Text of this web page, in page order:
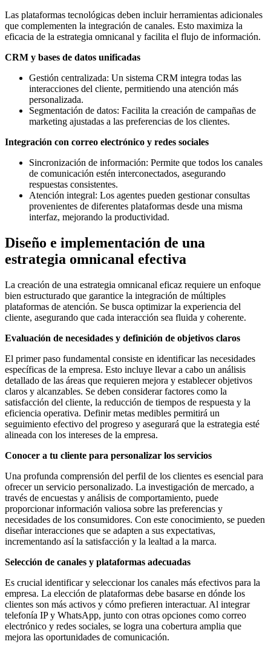
Las plataformas tecnológicas deben incluir herramientas adicionales
que complementen la integración de canales. Esto maximiza la
eficacia de la estrategia omnicanal y facilita el flujo de información.
CRM y bases de datos unificadas
Gestión centralizada: Un sistema CRM integra todas las
interacciones del cliente, permitiendo una atención más
personalizada.
Segmentación de datos: Facilita la creación de campañas de
marketing ajustadas a las preferencias de los clientes.
Integración con correo electrónico y redes sociales
Sincronización de información: Permite que todos los canales
de comunicación estén interconectados, asegurando
respuestas consistentes.
Atención integral: Los agentes pueden gestionar consultas
provenientes de diferentes plataformas desde una misma
interfaz, mejorando la productividad.
Diseño e implementación de una
estrategia omnicanal efectiva
La creación de una estrategia omnicanal eficaz requiere un enfoque
bien estructurado que garantice la integración de múltiples
plataformas de atención. Se busca optimizar la experiencia del
cliente, asegurando que cada interacción sea fluida y coherente.
Evaluación de necesidades y definición de objetivos claros
El primer paso fundamental consiste en identificar las necesidades
específicas de la empresa. Esto incluye llevar a cabo un análisis
detallado de las áreas que requieren mejora y establecer objetivos
claros y alcanzables. Se deben considerar factores como la
satisfacción del cliente, la reducción de tiempos de respuesta y la
eficiencia operativa. Definir metas medibles permitirá un
seguimiento efectivo del progreso y asegurará que la estrategia esté
alineada con los intereses de la empresa.
Conocer a tu cliente para personalizar los servicios
Una profunda comprensión del perfil de los clientes es esencial para
ofrecer un servicio personalizado. La investigación de mercado, a
través de encuestas y análisis de comportamiento, puede
proporcionar información valiosa sobre las preferencias y
necesidades de los consumidores. Con este conocimiento, se pueden
diseñar interacciones que se adapten a sus expectativas,
incrementando así la satisfacción y la lealtad a la marca.
Selección de canales y plataformas adecuadas
Es crucial identificar y seleccionar los canales más efectivos para la
empresa. La elección de plataformas debe basarse en dónde los
clientes son más activos y cómo prefieren interactuar. Al integrar
telefonía IP y WhatsApp, junto con otras opciones como correo
electrónico y redes sociales, se logra una cobertura amplia que
mejora las oportunidades de comunicación.